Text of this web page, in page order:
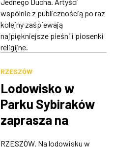
wspólnie z publicznością po raz
kolejny zaśpiewają
najpiękniejsze pieśni i piosenki
religijne.
RZESZÓW
Lodowisko w
Parku Sybiraków
zaprasza na
RZESZÓW. Na lodowisku w